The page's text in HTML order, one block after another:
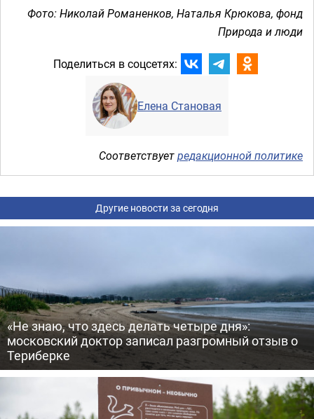
Фото: Николай Романенков, Наталья Крюкова, фонд
Природа и люди
Поделиться в соцсетях:
Елена Становая
Соответствуетредакционной политике
Другие новости за сегодня
«Не знаю, что здесь делать четыре дня»:
московский доктор записал разгромный отзыв о
Териберке